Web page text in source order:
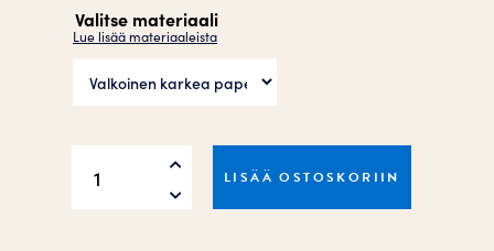
Valitse materiaali
Lue lisää materiaaleista
Juliste
LISÄÄ OSTOSKORIIN